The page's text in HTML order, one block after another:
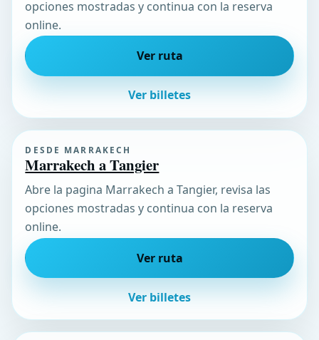
opciones mostradas y continua con la reserva
online.
Ver ruta
Ver billetes
DESDE MARRAKECH
Marrakech a Tangier
Abre la pagina Marrakech a Tangier, revisa las
opciones mostradas y continua con la reserva
online.
Ver ruta
Ver billetes